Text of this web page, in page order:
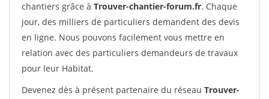
chantiers grâce à Trouver-chantier-forum.fr. Chaque
jour, des milliers de particuliers demandent des devis
en ligne. Nous pouvons facilement vous mettre en
relation avec des particuliers demandeurs de travaux
pour leur Habitat.
Devenez dès à présent partenaire du réseau Trouver-